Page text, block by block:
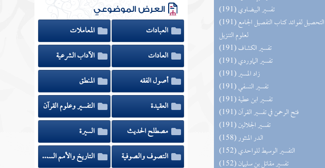
(191) تفسير البيضاوي
(191) التحصيل لفوائد كتاب التفصيل الجامع
لعلوم التنزيل
(191) تفسير الكشاف
(191) تفسير الماوردي
(191) زاد المسير
(191) تفسير النسفي
(191) تفسير ابن عطية
(191) فتح الرحمن في تفسير القرآن
(191) تفسير الجلالين
(158) الدر المنثور
(152) التفسير الوسيط للواحدي
(152) تفسير مقاتل بن سليمان
العرض الموضوعي
العبادات
المعاملات
العادات
الآداب الشرعية
أصول الفقه
المنطق
العقيدة
التفسير وعلوم القرآن
مصطلح الحديث
السيرة
التصوف والصوفية
التاريخ والأمم السابقة